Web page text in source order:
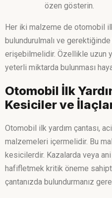
özen gösterin.
Her iki malzeme de otomobil
bulundurulmalı ve gerektiğinde
erişebilmelidir. Özellikle uzun
yeterli miktarda bulunması
Otomobil İlk
Kesiciler ve
Otomobil ilk yardım çantası,
malzemeleri içermelidir. Bu
kesicilerdir. Kazalarda veya ani
hafifletmek kritik öneme
çantanızda bulundurmanız